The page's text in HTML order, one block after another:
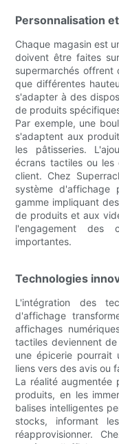
Personnalisation
Chaque magasin est
doivent être faites
supermarchés offrent
que différentes
s'adapter à des
de produits
Par exemple, une
s'adaptent aux
les pâtisseries.
écrans tactiles ou les
client. Chez
système d'affichage
gamme impliquant
de produits et aux
l'engagement
importantes.
Technologies
L'intégration des
d'affichage
affichages
tactiles deviennent
une épicerie pourrait
liens vers des avis ou
La réalité
produits, en les
balises intelligentes
stocks, informant
réapprovisionner.